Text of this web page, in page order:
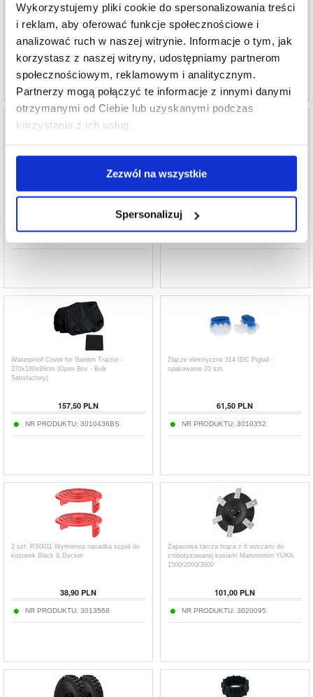
Wykorzystujemy pliki cookie do spersonalizowania treści
i reklam, aby oferować funkcje społecznościowe i
analizować ruch w naszej witrynie. Informacje o tym, jak
korzystasz z naszej witryny, udostępniamy partnerom
społecznościowym, reklamowym i analitycznym.
Partnerzy mogą połączyć te informacje z innymi danymi
otrzymanymi od Ciebie lub uzyskanymi podczas
korzystania z ich usług.
Zezwól na wszystkie
Spersonalizuj
- czarne
225,20
szt.
55,90
Zestaw kolców i śrub TLWH-03 do kosiarki
Ostrza zamienne do kosiarek
automatycznych AL-KO Robolinho - 8 szt.
Waterproof Cover for Garden Tractor -
270x180x89cm (Open Box - Bulk
Satisfactory)
157,50 PLN
NR PRODUKTU: 3010436BS
Złącze elektryczne 314 IDC Pigtail -
opakowanie 20 szt.
61,50 PLN
NR PRODUKTU: 3010352
2 szt. RS0011 Wymienna nasadka szpuli do
kosiarek Black & Decker
38,90 PLN
NR PRODUKTU: 3013568
Zapasowa tarcza tnąca z 6 ostrzami do
zrobotyzowanej kosiarki Mammotion YUKA
1500/2000/3000
101,00 PLN
NR PRODUKTU: 3020095